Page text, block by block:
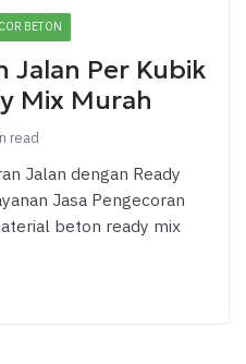
BETON
Jalan Per Kubik
Mix Murah
read
Jalan dengan Ready
Jasa Pengecoran
beton ready mix